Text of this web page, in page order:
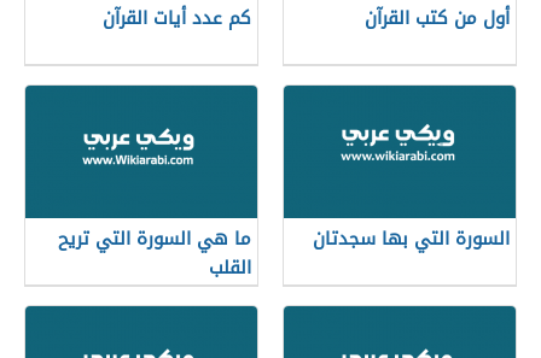
أول من كتب القرآن كم عدد أيات القرآن
السورة التي بها سجدتان
ما هي السورة التي تريح
القلب